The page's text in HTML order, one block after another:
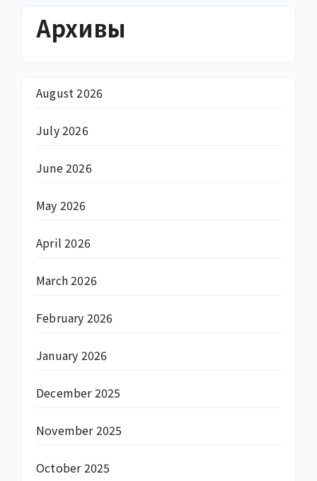
Архивы
August 2026
July 2026
June 2026
May 2026
April 2026
March 2026
February 2026
January 2026
December 2025
November 2025
October 2025